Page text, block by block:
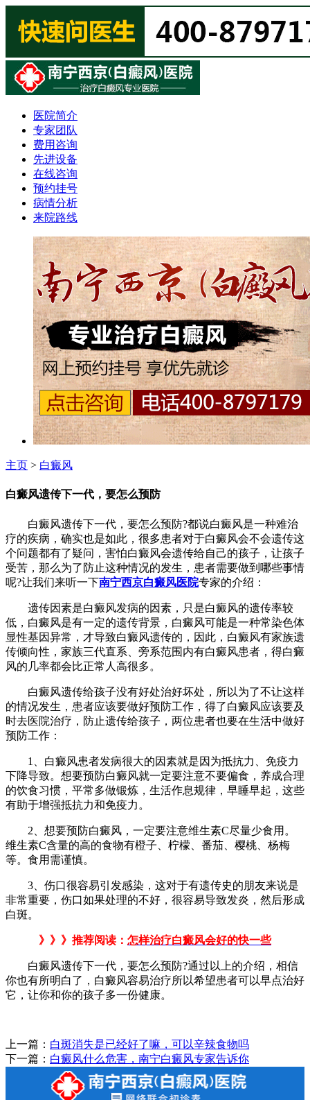
医院简介
专家团队
费用咨询
先进设备
在线咨询
预约挂号
病情分析
来院路线
主页 > 白癜风
白癜风遗传下一代，要怎么预防
白癜风遗传下一代，要怎么预防?都说白癜风是一种难治
疗的疾病，确实也是如此，很多患者对于白癜风会不会遗传这
个问题都有了疑问，害怕白癜风会遗传给自己的孩子，让孩子
受苦，那么为了防止这种情况的发生，患者需要做到哪些事情
呢?让我们来听一下南宁西京白癜风医院专家的介绍：
遗传因素是白癜风发病的因素，只是白癜风的遗传率较
低，白癜风是有一定的遗传背景，白癜风可能是一种常染色体
显性基因异常，才导致白癜风遗传的，因此，白癜风有家族遗
传倾向性，家族三代直系、旁系范围内有白癜风患者，得白癜
风的几率都会比正常人高很多。
白癜风遗传给孩子没有好处治好坏处，所以为了不让这样
的情况发生，患者应该要做好预防工作，得了白癜风应该要及
时去医院治疗，防止遗传给孩子，两位患者也要在生活中做好
预防工作：
1、白癜风患者发病很大的因素就是因为抵抗力、免疫力
下降导致。想要预防白癜风就一定要注意不要偏食，养成合理
的饮食习惯，平常多做锻炼，生活作息规律，早睡早起，这些
有助于增强抵抗力和免疫力。
2、想要预防白癜风，一定要注意维生素C尽量少食用。
维生素C含量的高的食物有橙子、柠檬、番茄、樱桃、杨梅
等。食用需谨慎。
3、伤口很容易引发感染，这对于有遗传史的朋友来说是
非常重要，伤口如果处理的不好，很容易导致发炎，然后形成
白斑。
》》》推荐阅读： 怎样治疗白癜风会好的快一些
白癜风遗传下一代，要怎么预防?通过以上的介绍，相信
你也有所明白了，白癜风容易治疗所以希望患者可以早点治好
它，让你和你的孩子多一份健康。
上一篇： 白斑消失是已经好了嘛，可以辛辣食物吗
下一篇： 白癜风什么危害，南宁白癜风专家告诉你